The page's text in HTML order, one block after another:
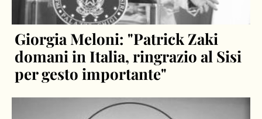
Giorgia Meloni: "Patrick Zaki
domani in Italia, ringrazio al Sisi
per gesto importante"